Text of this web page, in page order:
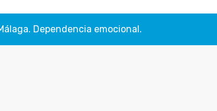
Dependencia emocional.